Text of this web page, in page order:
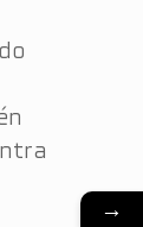
→